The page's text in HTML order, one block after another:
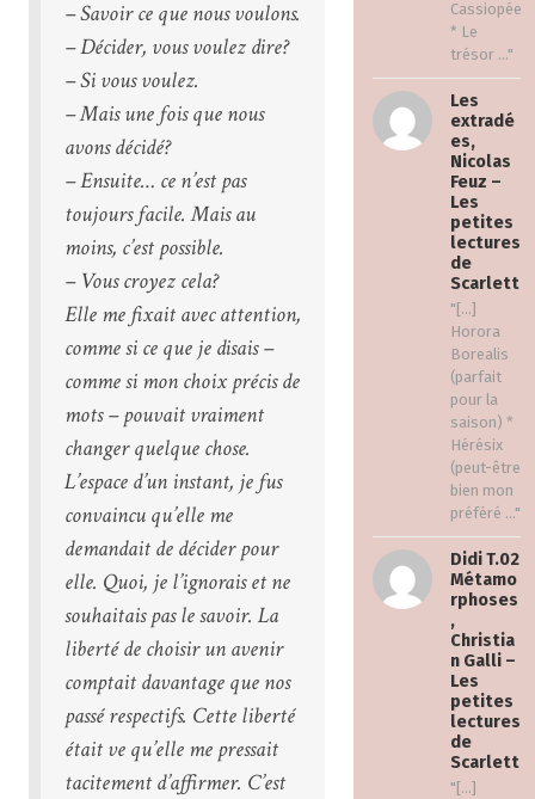
Cassiopée
* Le
trésor ..."
Les
extradé
es,
Nicolas
Feuz –
Les
petites
lectures
de
Scarlett
"[…]
Horora
Borealis
(parfait
pour la
saison) *
Hérésix
(peut-être
bien mon
préféré ..."
Didi T.02
Métamo
rphoses
,
Christia
n Galli –
Les
petites
lectures
de
Scarlett
"[…]
– Savoir ce que nous voulons.
– Décider, vous voulez dire?
– Si vous voulez.
– Mais une fois que nous
avons décidé?
– Ensuite… ce n’est pas
toujours facile. Mais au
moins, c’est possible.
– Vous croyez cela?
Elle me fixait avec attention,
comme si ce que je disais –
comme si mon choix précis de
mots – pouvait vraiment
changer quelque chose.
L’espace d’un instant, je fus
convaincu qu’elle me
demandait de décider pour
elle. Quoi, je l’ignorais et ne
souhaitais pas le savoir. La
liberté de choisir un avenir
comptait davantage que nos
passé respectifs. Cette liberté
était ve qu’elle me pressait
tacitement d’affirmer. C’est